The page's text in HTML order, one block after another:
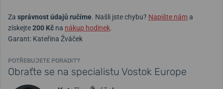
Za správnost údajů ručíme. Našli jste chybu? Napište náma
získejte200 Kč na nákup hodinek.
Garant: Kateřina Žváček
POTŘEBUJETE PORADIT?
Obraťte se na specialistu Vostok Europe